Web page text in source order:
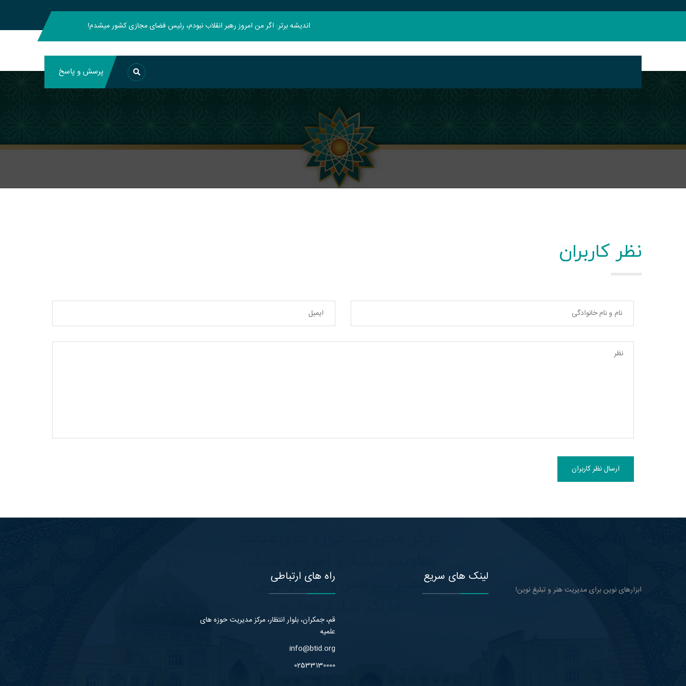
بانک محتوای مراکز تبلیغ مجازی حوزه های علمیه
اندیشه برتر: اگر من امروز رهبر انقلاب نبودم، رئیس فضای مجازی کشور میشدم!
پرسش و پاسخ
نظر کاربران
ارسال نظر کاربران
ابزارهای نوین برای مدیریت هنر و تبلیغ نوین!
لینک های سریع راه های ارتباطی
قم، جمکران، بلوار انتظار، مرکز مدیریت حوزه های
علمیه
info@btid.org
02533130000